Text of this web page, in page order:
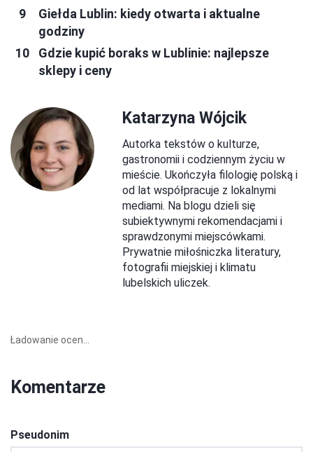
Giełda Lublin: kiedy otwarta i aktualne
godziny
Gdzie kupić boraks w Lublinie: najlepsze
sklepy i ceny
Katarzyna Wójcik
Autorka tekstów o kulturze,
gastronomii i codziennym życiu w
mieście. Ukończyła filologię polską i
od lat współpracuje z lokalnymi
mediami. Na blogu dzieli się
subiektywnymi rekomendacjami i
sprawdzonymi miejscówkami.
Prywatnie miłośniczka literatury,
fotografii miejskiej i klimatu
lubelskich uliczek.
Ładowanie ocen...
Komentarze
Pseudonim